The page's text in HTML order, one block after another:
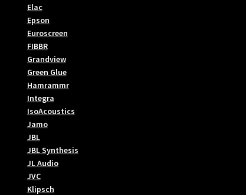
Elac
Epson
Euroscreen
FIBBR
Grandview
Green Glue
Hamrammr
Integra
IsoAcoustics
Jamo
JBL
JBL Synthesis
JL Audio
JVC
Klipsch